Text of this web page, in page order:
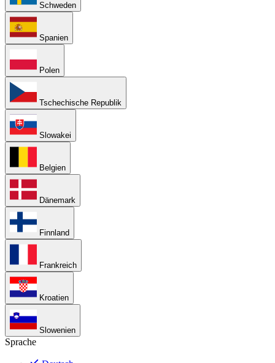
Schweden
Spanien
Polen
Tschechische Republik
Slowakei
Belgien
Dänemark
Finnland
Frankreich
Kroatien
Slowenien
Sprache